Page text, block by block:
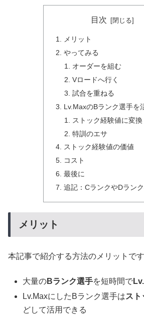
目次
メリット
やってみる
オーダーを組む
Vロードへ行く
試合を重ねる
Lv.MaxのBランク選手を
ストック経験値に変換
特訓のエサ
ストック経験値の価値
コスト
最後に
追記：CランクやDラン
メリット
本記事で紹介する方法のメリットです
大量のBランク選手を短時間で
Lv.MaxにしたBランク選手はスト
どして活用できる